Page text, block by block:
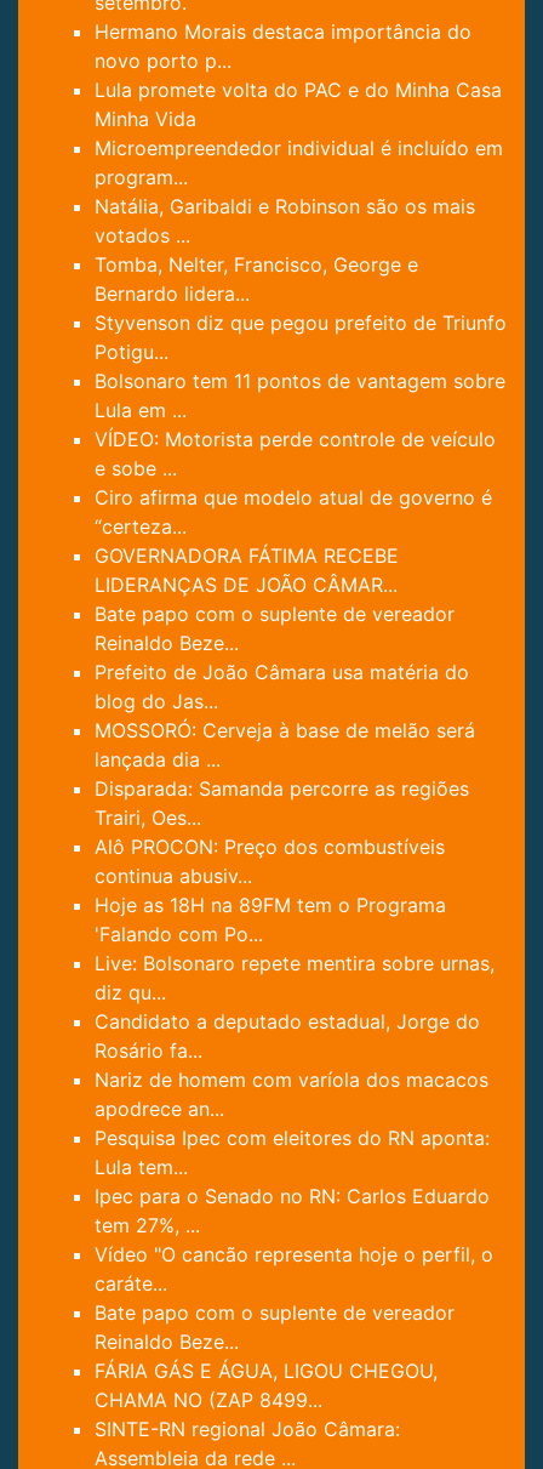
Hermano Morais destaca importância do
novo porto p...
Lula promete volta do PAC e do Minha Casa
Minha Vida
Microempreendedor individual é incluído em
program...
Natália, Garibaldi e Robinson são os mais
votados ...
Tomba, Nelter, Francisco, George e
Bernardo lidera...
Styvenson diz que pegou prefeito de Triunfo
Potigu...
Bolsonaro tem 11 pontos de vantagem sobre
Lula em ...
VÍDEO: Motorista perde controle de veículo
e sobe ...
Ciro afirma que modelo atual de governo é
“certeza...
GOVERNADORA FÁTIMA RECEBE
LIDERANÇAS DE JOÃO CÂMAR...
Bate papo com o suplente de vereador
Reinaldo Beze...
Prefeito de João Câmara usa matéria do
blog do Jas...
MOSSORÓ: Cerveja à base de melão será
lançada dia ...
Disparada: Samanda percorre as regiões
Trairi, Oes...
Alô PROCON: Preço dos combustíveis
continua abusiv...
Hoje as 18H na 89FM tem o Programa
'Falando com Po...
Live: Bolsonaro repete mentira sobre urnas,
diz qu...
Candidato a deputado estadual, Jorge do
Rosário fa...
Nariz de homem com varíola dos macacos
apodrece an...
Pesquisa Ipec com eleitores do RN aponta:
Lula tem...
Ipec para o Senado no RN: Carlos Eduardo
tem 27%, ...
Vídeo "O cancão representa hoje o perfil, o
caráte...
Bate papo com o suplente de vereador
Reinaldo Beze...
FÁRIA GÁS E ÁGUA, LIGOU CHEGOU,
CHAMA NO (ZAP 8499...
SINTE-RN regional João Câmara:
Assembleia da rede ...